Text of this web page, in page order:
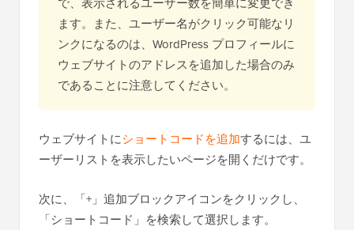
ます。また、ユーザー名がクリック可能なリ
ンクになるのは、WordPress プロフィールに
ウェブサイトのアドレスを追加した場合のみ
であることに注意してください。
ウェブサイトにショートコードを追加するには、ユ
ーザーリストを表示したいページを開くだけです。
次に、「+」追加ブロックアイコンをクリックし、
「ショートコード」を検索して選択します。